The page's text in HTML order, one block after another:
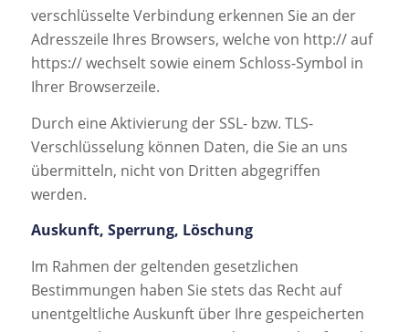
verschlüsselte Verbindung erkennen Sie an der
Adresszeile Ihres Browsers, welche von http:// auf
https:// wechselt sowie einem Schloss-Symbol in
Ihrer Browserzeile.
Durch eine Aktivierung der SSL- bzw. TLS-
Verschlüsselung können Daten, die Sie an uns
übermitteln, nicht von Dritten abgegriffen
werden.
Auskunft, Sperrung, Löschung
Im Rahmen der geltenden gesetzlichen
Bestimmungen haben Sie stets das Recht auf
unentgeltliche Auskunft über Ihre gespeicherten